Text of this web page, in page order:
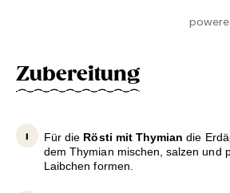
Zubereitung
Für die Rösti mit Thymian die
dem Thymian mischen, salzen und
Laibchen formen.